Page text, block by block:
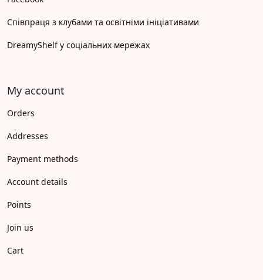
Співпраця з клубами та освітніми ініціативами
DreamyShelf у соціальних мережах
My account
Orders
Addresses
Payment methods
Account details
Points
Join us
Cart